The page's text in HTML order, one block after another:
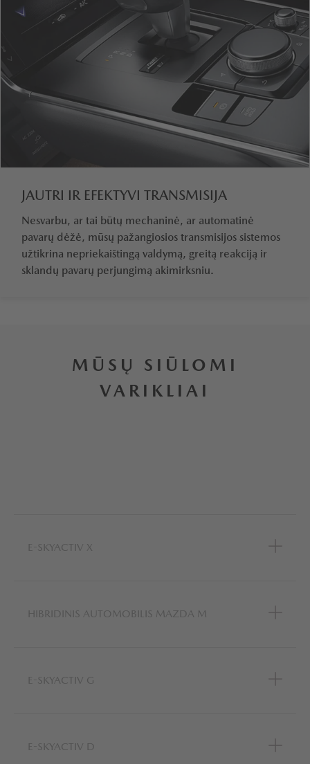
JAUTRI IR EFEKTYVI TRANSMISIJA
Nesvarbu, ar tai būtų mechaninė, ar automatinė
pavarų dėžė, mūsų pažangiosios transmisijos sistemos
užtikrina nepriekaištingą valdymą, greitą reakciją ir
sklandų pavarų perjungimą akimirksniu.
MŪSŲ SIŪLOMI
VARIKLIAI
E-SKYACTIV X
HIBRIDINIS AUTOMOBILIS MAZDA M
E-SKYACTIV G
E-SKYACTIV D